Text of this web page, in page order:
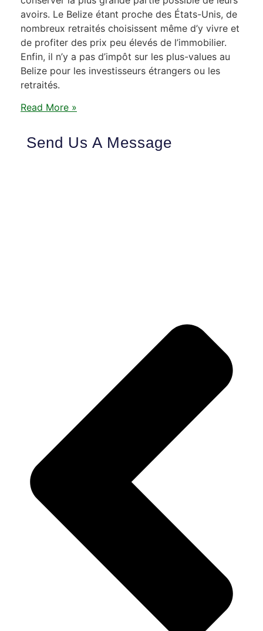
avoirs. Le Belize étant proche des États-Unis, de
nombreux retraités choisissent même d’y vivre et
de profiter des prix peu élevés de l’immobilier.
Enfin, il n’y a pas d’impôt sur les plus-values au
Belize pour les investisseurs étrangers ou les
retraités.
Read More »
Send Us A Message